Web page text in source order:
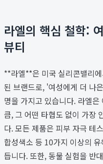
라엘의 핵심 철학:
뷰티
**라엘**은 미국 실리콘밸리
된 브랜드로, '여성에게 더 나
명을 가지고 있습니다. 라엘
큼, 그 어떤 타협도 없이 가장
다. 모든 제품은 피부 자극 테
합성색소 등 10가지 이상의
듭니다. 또한, 동물 실험을 반